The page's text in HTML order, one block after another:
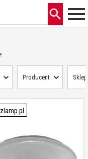
Producent Sklep